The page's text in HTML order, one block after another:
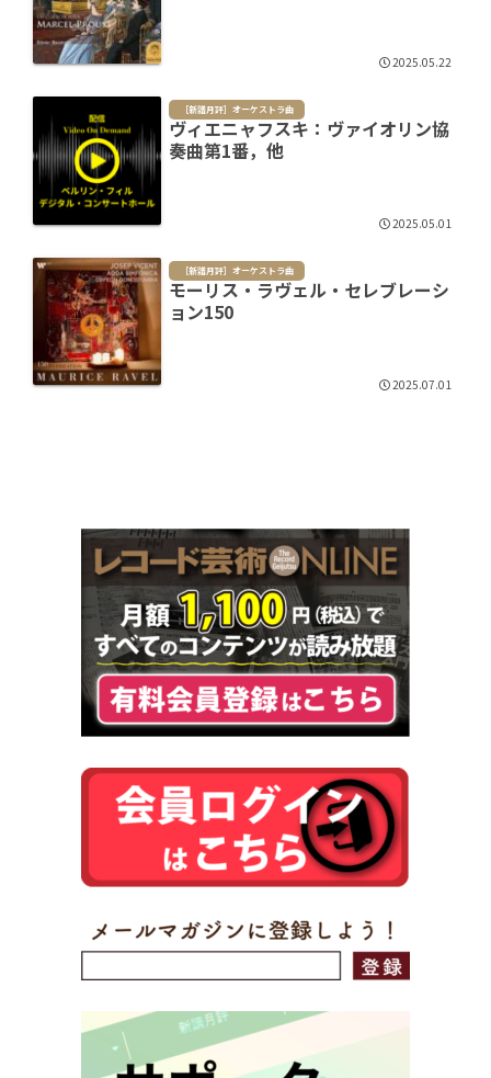
2025.05.22
［新譜月評］オーケストラ曲
ヴィエニャフスキ：ヴァイオリン協
奏曲第1番，他
2025.05.01
［新譜月評］オーケストラ曲
モーリス・ラヴェル・セレブレーシ
ョン150
2025.07.01